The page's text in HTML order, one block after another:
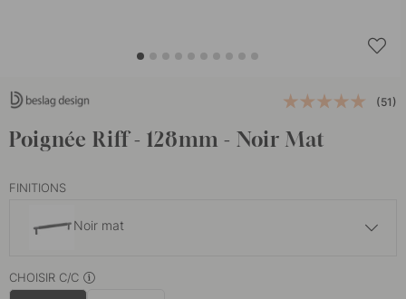
(51)
Poignée Riff - 128mm - Noir Mat
FINITIONS
Noir mat
Finition en acier inoxydable
CHOISIR C/C